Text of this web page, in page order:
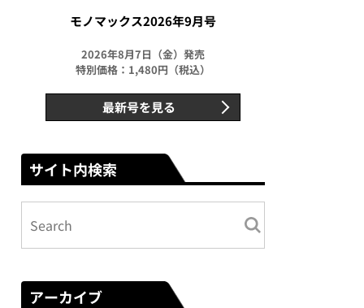
モノマックス2026年9月号
2026年8月7日（金）発売
特別価格：1,480円（税込）
最新号を見る
サイト内検索
アーカイブ